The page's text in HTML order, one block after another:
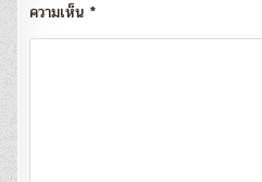
ความเห็น *